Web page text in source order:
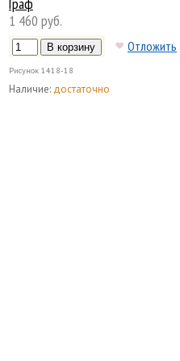
1 460 руб.
Отложить
Рисунок 1418-18
Наличие: достаточно